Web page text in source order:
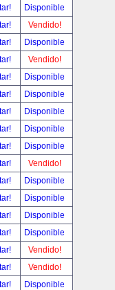
Disponible
Vendido!
Disponible
Vendido!
Disponible
Disponible
Disponible
Disponible
Disponible
Vendido!
Disponible
Disponible
Disponible
Disponible
Vendido!
Vendido!
Disponible